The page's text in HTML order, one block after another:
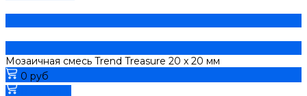
Мозаичная смесь Trend Treasure 20 х 20 мм
0 руб